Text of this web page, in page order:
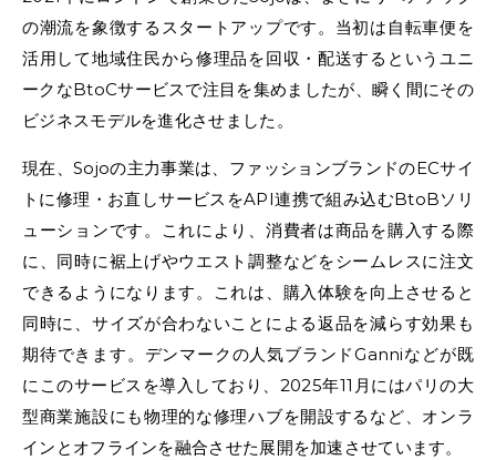
の潮流を象徴するスタートアップです。当初は自転車便を
活用して地域住民から修理品を回収・配送するというユニ
ークなBtoCサービスで注目を集めましたが、瞬く間にその
ビジネスモデルを進化させました。
現在、Sojoの主力事業は、ファッションブランドのECサイ
トに修理・お直しサービスをAPI連携で組み込むBtoBソリ
ューションです。これにより、消費者は商品を購入する際
に、同時に裾上げやウエスト調整などをシームレスに注文
できるようになります。これは、購入体験を向上させると
同時に、サイズが合わないことによる返品を減らす効果も
期待できます。デンマークの人気ブランドGanniなどが既
にこのサービスを導入しており、2025年11月にはパリの大
型商業施設にも物理的な修理ハブを開設するなど、オンラ
インとオフラインを融合させた展開を加速させています。